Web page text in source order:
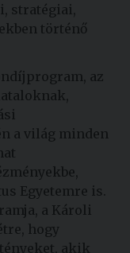
stratégiai,
történő
az
a világ minden
Egyetemre is.
a Károli
hogy
akik